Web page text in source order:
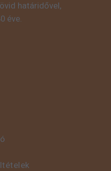
határidővel,
éve.